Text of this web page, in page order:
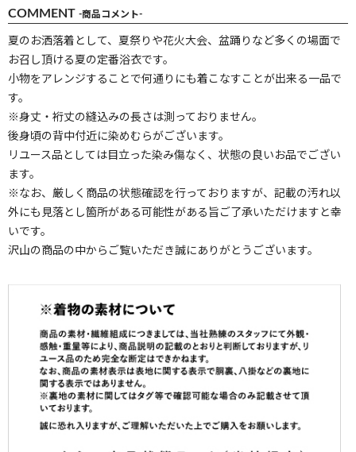
COMMENT -商品コメント-
夏のお洒落着として、夏祭りや花火大会、盆踊りなど多くの場面で
お召し頂ける夏の定番浴衣です。
小物をアレンジすることで何通りにも着こなすことが出来る一品で
す。
※身丈・裄丈の縫込みの長さは測っておりません。
後身頃の背中付近に染めむらがございます。
リユース品としては目立った染み傷なく、状態の良いお品でござい
ます。
※なお、厳しく商品の状態確認を行っておりますが、記載の汚れ以
外にも見落とし箇所がある可能性がある旨ご了承いただけますと幸
いです。
沢山の商品の中からご覧いただき誠にありがとうございます。